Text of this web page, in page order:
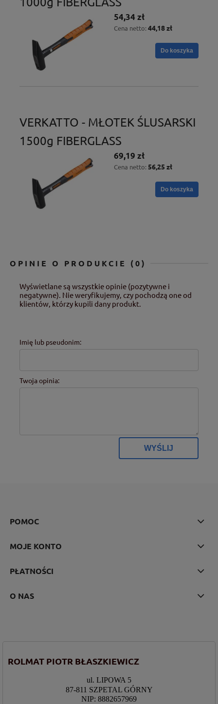
54,34 zł
Cena netto: 44,18 zł
Do koszyka
VERKATTO - MŁOTEK ŚLUSARSKI
1500g FIBERGLASS
69,19 zł
Cena netto: 56,25 zł
Do koszyka
OPINIE O PRODUKCIE (0)
Wyświetlane są wszystkie opinie (pozytywne i
negatywne). Nie weryfikujemy, czy pochodzą one od
klientów, którzy kupili dany produkt.
Imię lub pseudonim:
Twoja opinia:
WYŚLIJ
POMOC
MOJE KONTO
PŁATNOŚCI
O NAS
ROLMAT PIOTR BŁASZKIEWICZ
ul. LIPOWA 5
87-811 SZPETAL GÓRNY
NIP: 8882657969